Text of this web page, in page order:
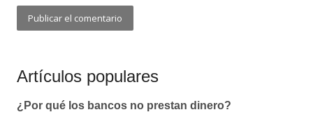
Artículos populares